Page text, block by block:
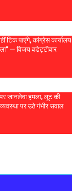
टिक पाएंगे, कांग्रेस कार्यालय
— विजय वडेट्टीवार
जानलेवा हमला, लूट की
पर उठे गंभीर सवाल